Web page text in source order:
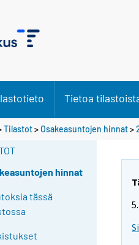
Tietoa
Tilastot>Osakeasuntojen hinnat>
hinnat
tässä